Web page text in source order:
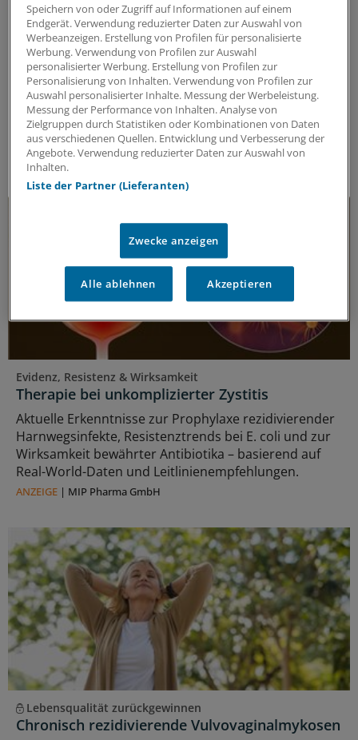
Ergänzung EAU-Leitlinie 2026
Neue Empfehlung zu HWI und Zystitis
Die EAU hat ihre HWI-Leitlinie aktualisiert.
Änderungen betreffen Klassifikation, Diagnostik und
Therapie der Zystitis. Zudem wird ein weiteres
Antibiotikum als Mittel der 1. Wahl empfohlen.
ANZEIGE|MIP Pharma GmbH
Evidenz, Resistenz & Wirksamkeit
Therapie bei unkomplizierter Zystitis
Aktuelle Erkenntnisse zur Prophylaxe rezidivierender
Harnwegsinfekte, Resistenztrends bei E. coli und zur
Wirksamkeit bewährter Antibiotika – basierend auf
Real-World-Daten und Leitlinienempfehlungen.
ANZEIGE | MIP Pharma GmbH
Lebensqualität zurückgewinnen
Chronisch rezidivierende Vulvovaginalmykosen
Speichern von oder Zugriff auf Informationen auf einem
Endgerät. Verwendung reduzierter Daten zur Auswahl von
Werbeanzeigen. Erstellung von Profilen für personalisierte
Werbung. Verwendung von Profilen zur Auswahl
personalisierter Werbung. Erstellung von Profilen zur
Personalisierung von Inhalten. Verwendung von Profilen zur
Auswahl personalisierter Inhalte. Messung der Werbeleistung.
Messung der Performance von Inhalten. Analyse von
Zielgruppen durch Statistiken oder Kombinationen von Daten
aus verschiedenen Quellen. Entwicklung und Verbesserung der
Angebote. Verwendung reduzierter Daten zur Auswahl von
Inhalten.
Liste der Partner (Lieferanten)
Zwecke anzeigen
Alle ablehnen Akzeptieren